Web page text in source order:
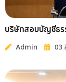
ผ่านความเห็นชอบ
ละเอียดเกณฑ์ที่มีกา
ผู้เขียน : คุณธนกร